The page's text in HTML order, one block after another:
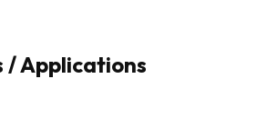
/ Applications